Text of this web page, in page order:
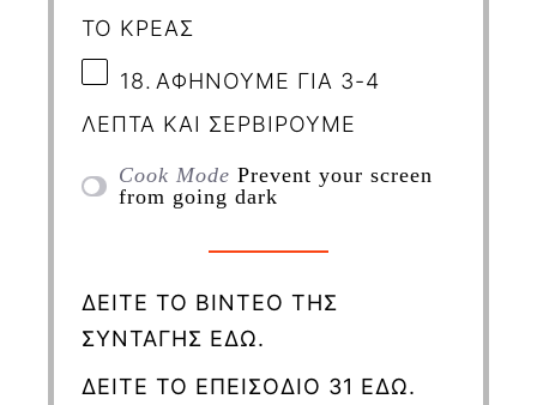
ΤΟ ΚΡΕΑΣ
18. ΑΦΗΝΟΥΜΕ ΓΙΑ 3-4
ΛΕΠΤΑ ΚΑΙ ΣΕΡΒΙΡΟΥΜΕ
Cook Mode Prevent your screen
from going dark
ΔΕΙΤΕ ΤΟ ΒΙΝΤΕΟ ΤΗΣ
ΣΥΝΤΑΓΗΣ ΕΔΩ.
ΔΕΙΤΕ ΤΟ ΕΠΕΙΣΟΔΙΟ 31 ΕΔΩ.